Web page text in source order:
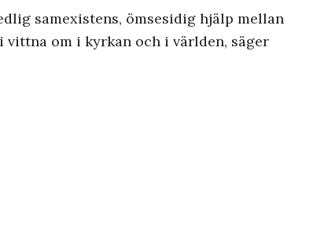
samexistens, ömsesidig hjälp mellan
om i kyrkan och i världen, säger